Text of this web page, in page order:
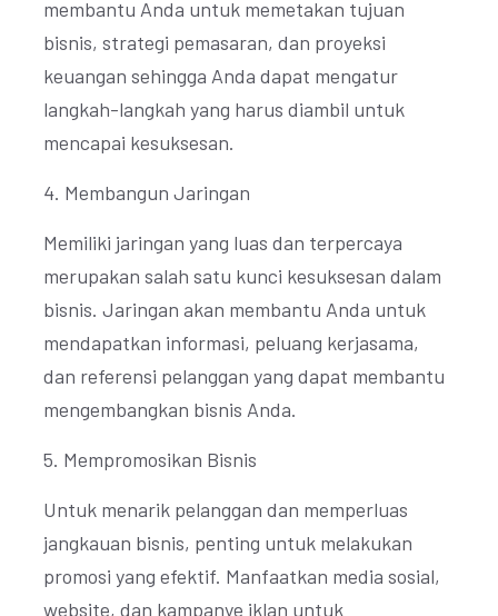
membantu Anda untuk memetakan tujuan
bisnis, strategi pemasaran, dan proyeksi
keuangan sehingga Anda dapat mengatur
langkah-langkah yang harus diambil untuk
mencapai kesuksesan.
4. Membangun Jaringan
Memiliki jaringan yang luas dan terpercaya
merupakan salah satu kunci kesuksesan dalam
bisnis. Jaringan akan membantu Anda untuk
mendapatkan informasi, peluang kerjasama,
dan referensi pelanggan yang dapat membantu
mengembangkan bisnis Anda.
5. Mempromosikan Bisnis
Untuk menarik pelanggan dan memperluas
jangkauan bisnis, penting untuk melakukan
promosi yang efektif. Manfaatkan media sosial,
website, dan kampanye iklan untuk